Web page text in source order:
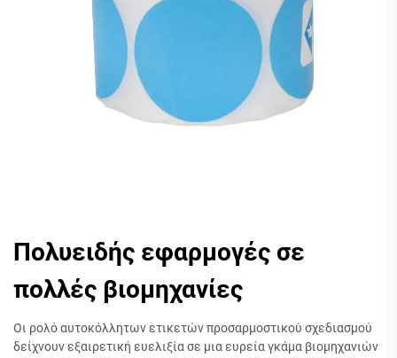
Πολυειδής εφαρμογές σε
πολλές βιομηχανίες
Οι ρολό αυτοκόλλητων ετικετών προσαρμοστικού σχεδιασμού
δείχνουν εξαιρετική ευελιξία σε μια ευρεία γκάμα βιομηχανιών